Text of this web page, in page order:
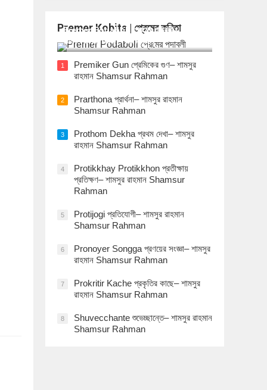
Premer Kobita | প্রেমের কবিতা
Premer Podaboli প্রেমের পদাবলী– শামসুর
রাহমান Shamsur Rahman
1
Premiker Gun প্রেমিকের গুণ– শামসুর
রাহমান Shamsur Rahman
2
Prarthona প্রার্থনা– শামসুর রাহমান
Shamsur Rahman
3
Prothom Dekha প্রথম দেখা– শামসুর
রাহমান Shamsur Rahman
4
Protikkhay Protikkhon প্রতীক্ষায়
প্রতিক্ষণ– শামসুর রাহমান Shamsur
Rahman
5
Protijogi প্রতিযোগী– শামসুর রাহমান
Shamsur Rahman
6
Pronoyer Songga প্রণয়ের সংজ্ঞা– শামসুর
রাহমান Shamsur Rahman
7
Prokritir Kache প্রকৃতির কাছে– শামসুর
রাহমান Shamsur Rahman
8
Shuvecchante শুভেচ্ছান্তে– শামসুর রাহমান
Shamsur Rahman